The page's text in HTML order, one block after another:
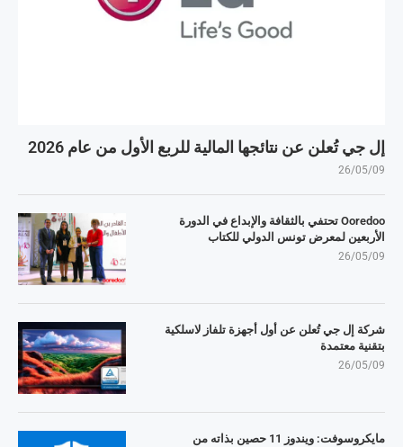
إل جي تُعلن عن نتائجها المالية للربع الأول من عام 2026
26/05/09
Ooredoo تحتفي بالثقافة والإبداع في الدورة
الأربعين لمعرض تونس الدولي للكتاب
26/05/09
شركة إل جي تُعلن عن أول أجهزة تلفاز لاسلكية
بتقنية معتمدة
26/05/09
مايكروسوفت: ويندوز 11 حصين بذاته من